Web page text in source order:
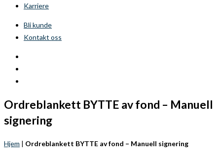
Karriere
Bli kunde
Kontakt oss
Ordreblankett BYTTE av fond – Manuell
signering
Hjem | Ordreblankett BYTTE av fond – Manuell signering